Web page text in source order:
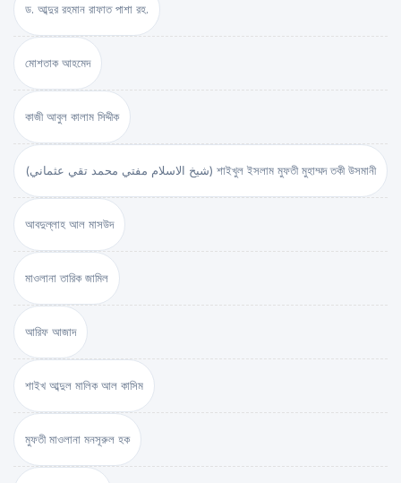
ড. আব্দুর রহমান রাফাত পাশা রহ.
মোশতাক আহমেদ
কাজী আবুল কালাম সিদ্দীক
(شيخ الاسلام مفتي محمد تقي عثماني) শাইখুল ইসলাম মুফতী মুহাম্মদ তকী উসমানী
আবদুল্লাহ আল মাসউদ
মাওলানা তারিক জামিল
আরিফ আজাদ
শাইখ আব্দুল মালিক আল কাসিম
মুফতী মাওলানা মনসূরুল হক